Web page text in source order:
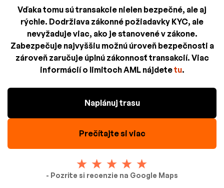
Vďaka tomu sú transakcie nielen bezpečné, ale aj
rýchle. Dodržiava zákonné požiadavky KYC, ale
nevyžaduje viac, ako je stanovené v zákone.
Zabezpečuje najvyššiu možnú úroveň bezpečnosti a
zároveň zaručuje úplnú zákonnosť transakcií. Viac
informácií o limitoch AML nájdetetu.
Naplánuj trasu
Prečítajte si viac
- Pozrite si recenzie na Google Maps